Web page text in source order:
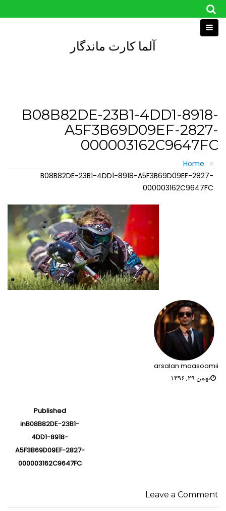
Skip
to
content
آلما کارت ماندگار
B08B82DE-23B1-4DD1-8918-
A5F3B69D09EF-2827-
000003162C9647FC
Home
B08B82DE-23B1-4DD1-8918-A5F3B69D09EF-2827-
000003162C9647FC
arsalan maasoomii
بهمن ۲۹, ۱۳۹۶
Published
inB08B82DE-23B1-
4DD1-8918-
A5F3B69D09EF-2827-
000003162C9647FC
Leave a Comment